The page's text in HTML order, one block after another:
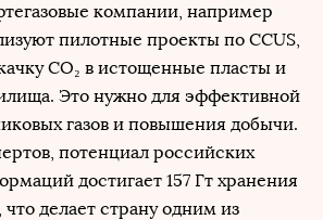
компании, например
пилотные проекты по CCUS,
CO₂ в истощенные пласты и
Это нужно для эффективной
газов и повышения добычи.
потенциал российских
достигает 157 Гт хранения
что делает страну одним из